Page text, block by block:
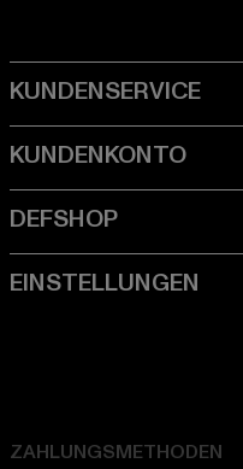
ZAHLUNGSMETHODEN